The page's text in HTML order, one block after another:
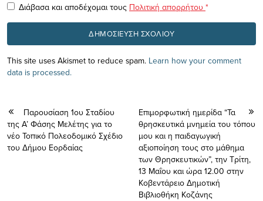
Διάβασα και αποδέχομαι τους Πολιτική απορρήτου *
This site uses Akismet to reduce spam. Learn how your comment
data is processed.
Παρουσίαση 1ου Σταδίου
της Α’ Φάσης Μελέτης για το
νέο Τοπικό Πολεοδομικό Σχέδιο
του Δήμου Εορδαίας
Επιμορφωτική ημερίδα “Τα
θρησκευτικά μνημεία του τόπου
μου και η παιδαγωγική
αξιοποίηση τους στο μάθημα
των Θρησκευτικών”, την Τρίτη,
13 Μαΐου και ώρα 12.00 στην
Κοβεντάρειο Δημοτική
Βιβλιοθήκη Κοζάνης